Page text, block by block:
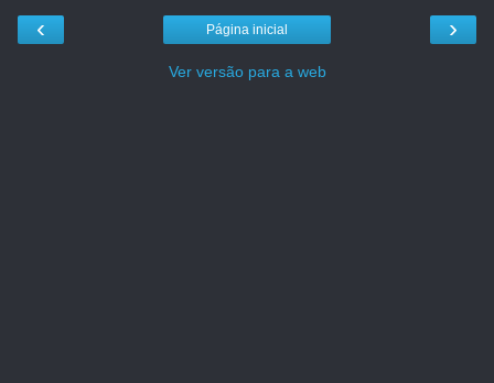
‹ ›
Página inicial
Ver versão para a web